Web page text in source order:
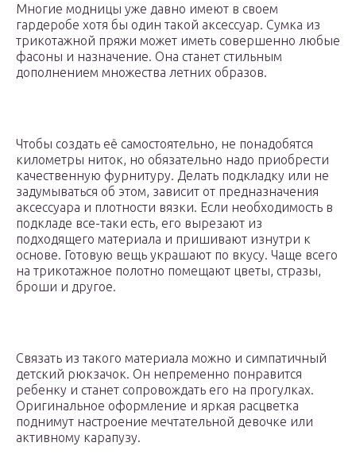
Многие модницы уже давно имеют в своем
гардеробе хотя бы один такой аксессуар. Сумка из
трикотажной пряжи может иметь совершенно любые
фасоны и назначение. Она станет стильным
дополнением множества летних образов.
Чтобы создать её самостоятельно, не понадобятся
километры ниток, но обязательно надо приобрести
качественную фурнитуру. Делать подкладку или не
задумываться об этом, зависит от предназначения
аксессуара и плотности вязки. Если необходимость в
подкладе все-таки есть, его вырезают из
подходящего материала и пришивают изнутри к
основе. Готовую вещь украшают по вкусу. Чаще всего
на трикотажное полотно помещают цветы, стразы,
броши и другое.
Связать из такого материала можно и симпатичный
детский рюкзачок. Он непременно понравится
ребенку и станет сопровождать его на прогулках.
Оригинальное оформление и яркая расцветка
поднимут настроение мечтательной девочке или
активному карапузу.